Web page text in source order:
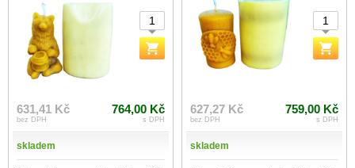
631,41 Kč
bez DPH
764,00 Kč
s DPH
skladem
627,27 Kč
bez DPH
759,00 Kč
s DPH
skladem